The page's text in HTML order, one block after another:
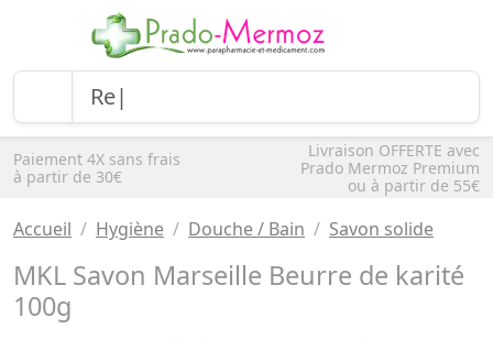
Paiement 4X sans frais
à partir de 30€
Livraison OFFERTE avec
Prado Mermoz Premium
ou à partir de 55€
Accueil Hygiène Douche / Bain Savon solide
MKL Savon Marseille Beurre de karité
100g